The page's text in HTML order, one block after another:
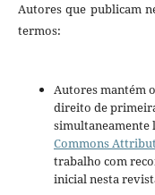
Autores que publicam
termos:
Autores mantém
direito de
simultaneamente
Commons
trabalho com
inicial nesta